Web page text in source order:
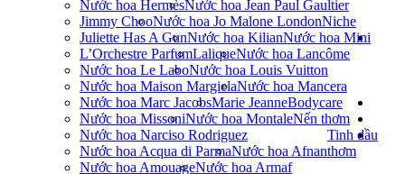
Nước hoa HermèsNước hoa Jean Paul Gaultier
Jimmy ChooNước hoa Jo Malone London
Juliette Has A GunNước hoa Kilian
L’Orchestre ParfumLaliqueNước hoa Lancôme
Nước hoa Le LaboNước hoa Louis Vuitton
Nước hoa Maison MargielaNước hoa Mancera
Nước hoa Marc JacobsMarie Jeanne
Nước hoa MissoniNước hoa Montale
Nước hoa Narciso Rodriguez
Nước hoa Acqua di ParmaNước hoa Afnan
Nước hoa AmouageNước hoa Armaf
Niche
Nước hoa Mini
Bodycare
Nến thơm
Tinh dầu
thơm